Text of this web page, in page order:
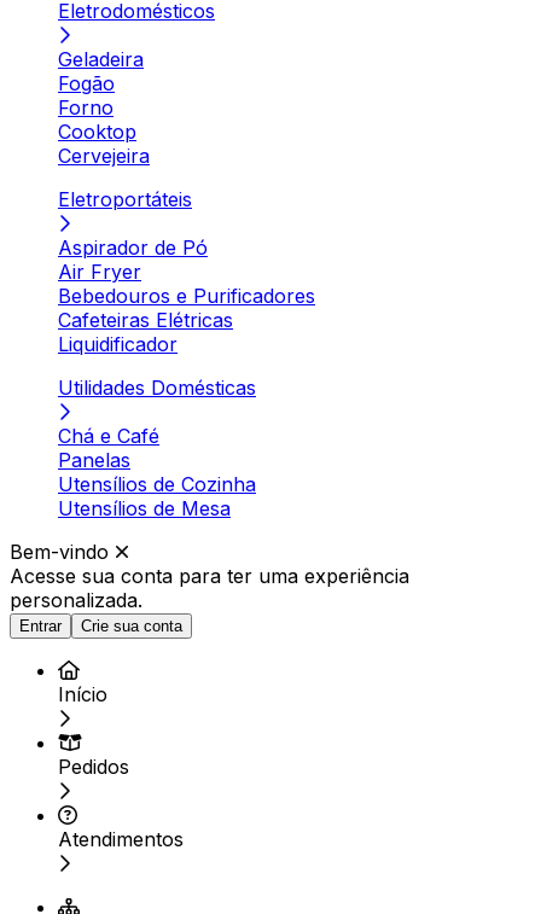
Eletrodomésticos
Geladeira
Fogão
Forno
Cooktop
Cervejeira
Eletroportáteis
Aspirador de Pó
Air Fryer
Bebedouros e Purificadores
Cafeteiras Elétricas
Liquidificador
Utilidades Domésticas
Chá e Café
Panelas
Utensílios de Cozinha
Utensílios de Mesa
Bem-vindo
Acesse sua conta para ter uma experiência
personalizada.
Entrar Crie sua conta
Início
Pedidos
Atendimentos